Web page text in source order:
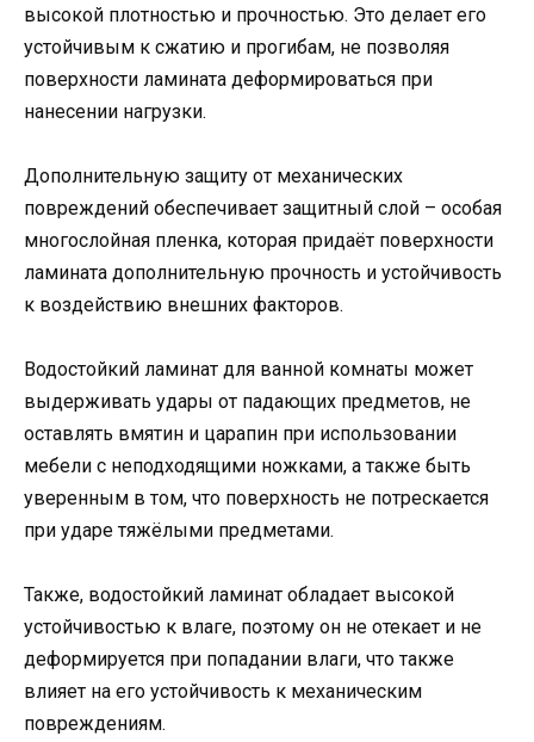
высокой плотностью и прочностью. Это делает его
устойчивым к сжатию и прогибам, не позволяя
поверхности ламината деформироваться при
нанесении нагрузки.
Дополнительную защиту от механических
повреждений обеспечивает защитный слой – особая
многослойная пленка, которая придаёт поверхности
ламината дополнительную прочность и устойчивость
к воздействию внешних факторов.
Водостойкий ламинат для ванной комнаты может
выдерживать удары от падающих предметов, не
оставлять вмятин и царапин при использовании
мебели с неподходящими ножками, а также быть
уверенным в том, что поверхность не потрескается
при ударе тяжёлыми предметами.
Также, водостойкий ламинат обладает высокой
устойчивостью к влаге, поэтому он не отекает и не
деформируется при попадании влаги, что также
влияет на его устойчивость к механическим
повреждениям.